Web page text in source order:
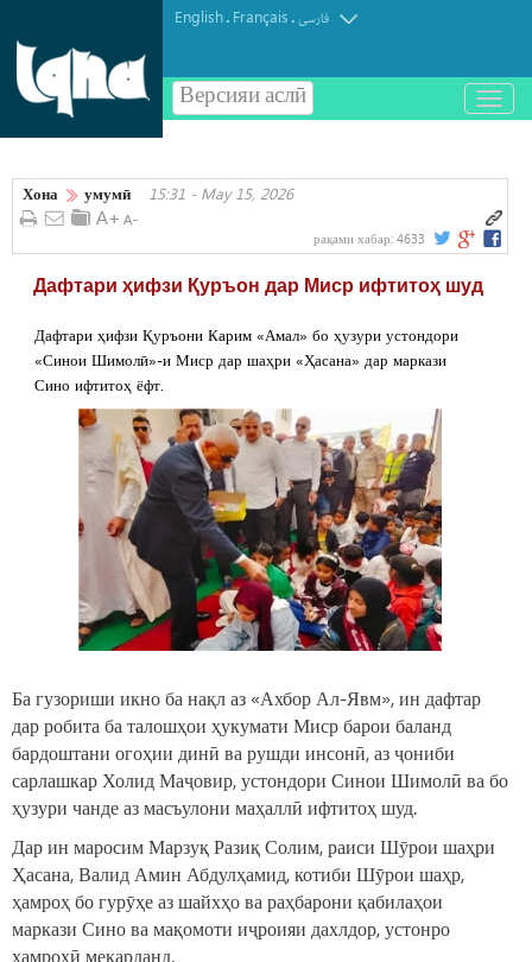
English. Français.فارسی
Версияи аслӣ
باز
و
کردن
Хона умумӣ 15:31 - May 15, 2026
рақами хабар: 4633
Дафтари ҳифзи Қуръон дар Миср ифтитоҳ шуд
Дафтари ҳифзи Қуръони Карим «Амал» бо ҳузури устондори
«Синои Шимолӣ»-и Миср дар шаҳри «Ҳасана» дар маркази
Сино ифтитоҳ ёфт.
Ба гузориши икно ба нақл аз «Ахбор Ал-Явм», ин дафтар
дар робита ба талошҳои ҳукумати Миср барои баланд
бардоштани огоҳии динӣ ва рушди инсонӣ, аз ҷониби
сарлашкар Холид Маҷовир, устондори Синои Шимолӣ ва бо
ҳузури чанде аз масъулони маҳаллӣ ифтитоҳ шуд.
Дар ин маросим Марзуқ Разиқ Солим, раиси Шӯрои шаҳри
Ҳасана, Валид Амин Абдулҳамид, котиби Шӯрои шаҳр,
ҳамроҳ бо гурӯҳе аз шайхҳо ва раҳбарони қабилаҳои
маркази Сино ва мақомоти иҷроияи дахлдор, устонро
ҳамроҳӣ мекарданд.